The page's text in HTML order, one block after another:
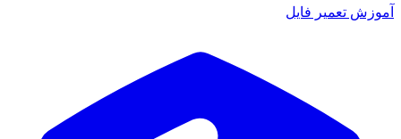
آموزش تعمیر فایل